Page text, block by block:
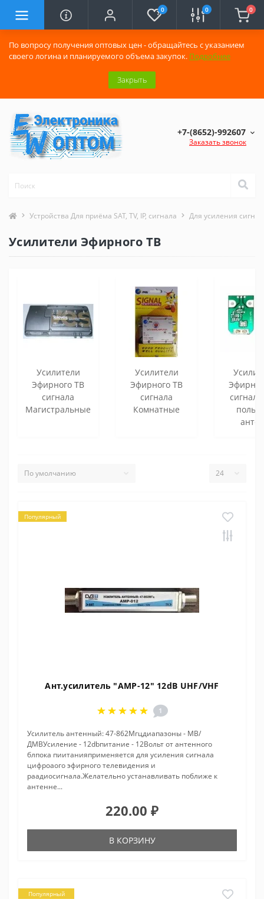
По вопросу получения оптовых цен - обращайтесь с указанием
своего логина и планируемого объема закупок. Подробнее
Закрыть
0 0 0
+7-(8652)-992607
Заказать звонок
Устройства Для приёма SAT, TV, IP, сигнала Для усиления
Усилители Эфирного ТВ
Усилители
Эфирного ТВ
сигнала
Магистральные
Усилители
Эфирного ТВ
сигнала
Комнатные
Популярный
Ант.усилитель "AMP-12" 12dB UHF/VHF
1
Усилитель антенный: 47-862Мгцдиапазоны - МВ/
ДМВУсиление - 12dbпитание - 12Вольт от антенного
блпока пиитанияприменяется для усиления сигнала
цифроаого эфирного телевидения и
раадиосигнала.Желательно устанавливать поближе к
антенне...
220.00 ₽
В КОРЗИНУ
Популярный